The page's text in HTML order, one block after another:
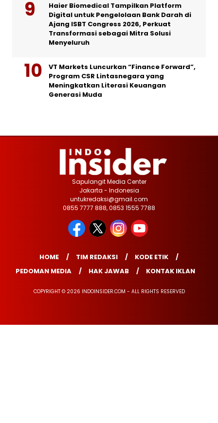
Haier Biomedical Tampilkan Platform
Digital untuk Pengelolaan Bank Darah di
Ajang ISBT Congress 2026, Perkuat
Transformasi sebagai Mitra Solusi
Menyeluruh
VT Markets Luncurkan “Finance Forward”,
Program CSR Lintasnegara yang
Meningkatkan Literasi Keuangan
Generasi Muda
Sapulangit Media Center
Jakarta - Indonesia
untukredaksi@gmail.com
0855 7777 888, 0853 1555 7788
HOME TIM REDAKSI
KODE ETIK
PEDOMAN MEDIA
HAK JAWAB KONTAK IKLAN
COPYRIGHT © 2026 INDOINSIDER.COM - ALL RIGHTS RESERVED